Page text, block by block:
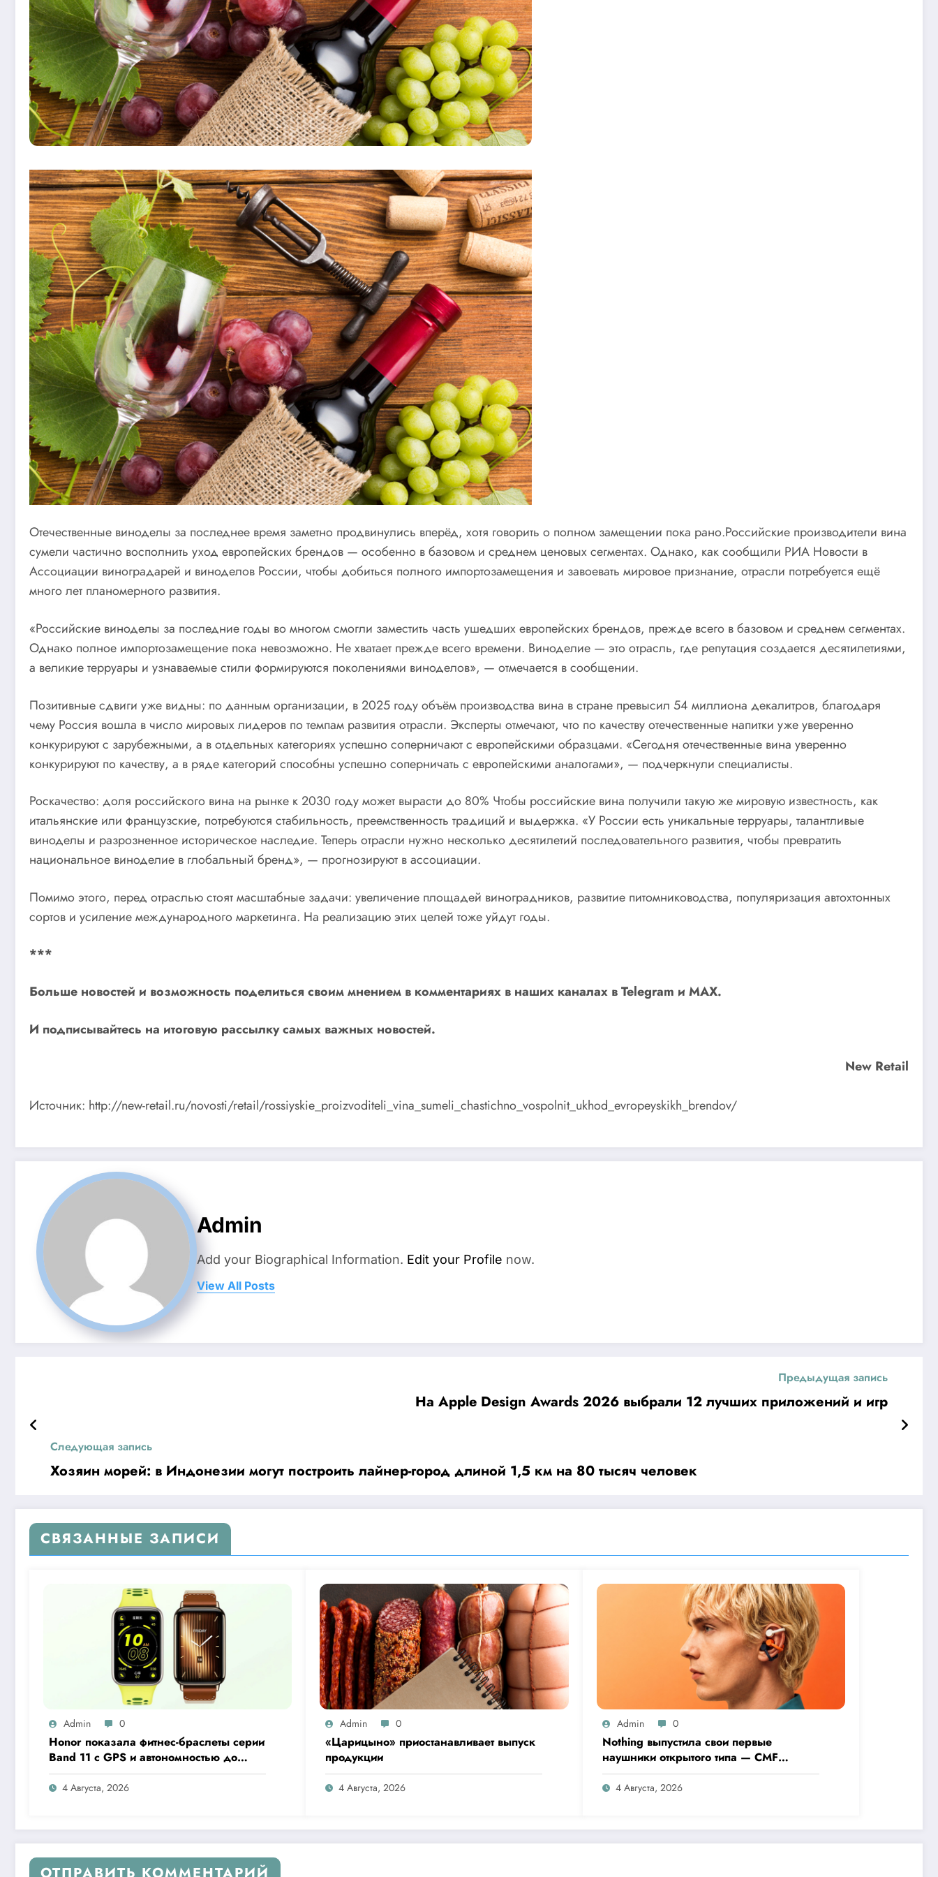
Отечественные виноделы за последнее время заметно продвинулись вперёд, хотя говорить о полном замещении пока рано.Российские производители вина
сумели частично восполнить уход европейских брендов — особенно в базовом и среднем ценовых сегментах. Однако, как сообщили РИА Новости в
Ассоциации виноградарей и виноделов России, чтобы добиться полного импортозамещения и завоевать мировое признание, отрасли потребуется ещё
много лет планомерного развития.
«Российские виноделы за последние годы во многом смогли заместить часть ушедших европейских брендов, прежде всего в базовом и среднем сегментах.
Однако полное импортозамещение пока невозможно. Не хватает прежде всего времени. Виноделие — это отрасль, где репутация создается десятилетиями,
а великие терруары и узнаваемые стили формируются поколениями виноделов», — отмечается в сообщении.
Позитивные сдвиги уже видны: по данным организации, в 2025 году объём производства вина в стране превысил 54 миллиона декалитров, благодаря
чему Россия вошла в число мировых лидеров по темпам развития отрасли. Эксперты отмечают, что по качеству отечественные напитки уже уверенно
конкурируют с зарубежными, а в отдельных категориях успешно соперничают с европейскими образцами. «Сегодня отечественные вина уверенно
конкурируют по качеству, а в ряде категорий способны успешно соперничать с европейскими аналогами», — подчеркнули специалисты.
Роскачество: доля российского вина на рынке к 2030 году может вырасти до 80% Чтобы российские вина получили такую же мировую известность, как
итальянские или французские, потребуются стабильность, преемственность традиций и выдержка. «У России есть уникальные терруары, талантливые
виноделы и разрозненное историческое наследие. Теперь отрасли нужно несколько десятилетий последовательного развития, чтобы превратить
национальное виноделие в глобальный бренд», — прогнозируют в ассоциации.
Помимо этого, перед отраслью стоят масштабные задачи: увеличение площадей виноградников, развитие питомниководства, популяризация автохтонных
сортов и усиление международного маркетинга. На реализацию этих целей тоже уйдут годы.
***
Больше новостей и возможность поделиться своим мнением в комментариях в наших каналах вTelegram и MAX.
И подписывайтесь на итоговую рассылку самых важных новостей.
New Retail
Источник: http://new-retail.ru/novosti/retail/rossiyskie_proizvoditeli_vina_sumeli_chastichno_vospolnit_ukhod_evropeyskikh_brendov/
Admin
Add your Biographical Information. Edit your Profile now.
View All Posts
Предыдущая запись
На Apple Design Awards 2026 выбрали 12 лучших приложений и игр
Следующая запись
Хозяин морей: в Индонезии могут построить лайнер-город длиной 1,5 км на 80 тысяч человек
СВЯЗАННЫЕ ЗАПИСИ
Admin 0
Honor показала фитнес-браслеты серии
Band 11 с GPS и автономностью до
26 дней
4 Августа, 2026
Admin 0
«Царицыно» приостанавливает выпуск
продукции
4 Августа, 2026
Admin 0
Nothing выпустила свои первые
наушники открытого типа — CMF
Clip Pro
4 Августа, 2026